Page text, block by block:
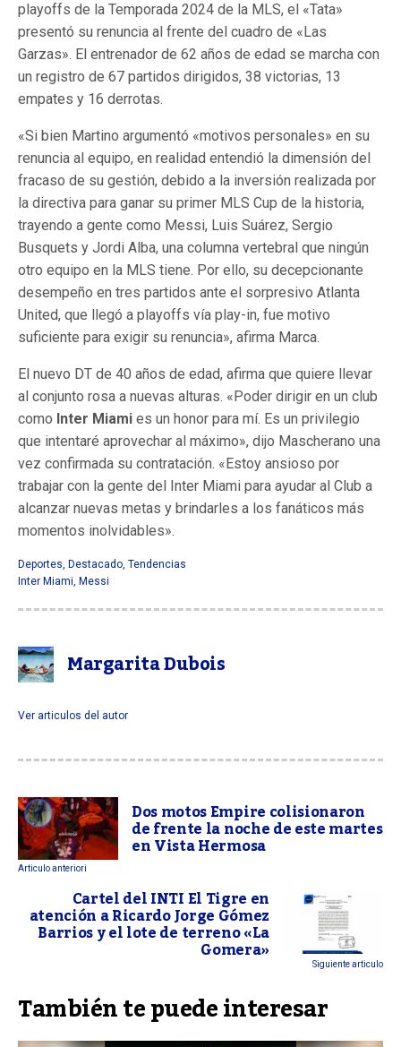
playoffs de la Temporada 2024 de la MLS, el «Tata»
presentó su renuncia al frente del cuadro de «Las
Garzas». El entrenador de 62 años de edad se marcha con
un registro de 67 partidos dirigidos, 38 victorias, 13
empates y 16 derrotas.
«Si bien Martino argumentó «motivos personales» en su
renuncia al equipo, en realidad entendió la dimensión del
fracaso de su gestión, debido a la inversión realizada por
la directiva para ganar su primer MLS Cup de la historia,
trayendo a gente como Messi, Luis Suárez, Sergio
Busquets y Jordi Alba, una columna vertebral que ningún
otro equipo en la MLS tiene. Por ello, su decepcionante
desempeño en tres partidos ante el sorpresivo Atlanta
United, que llegó a playoffs vía play-in, fue motivo
suficiente para exigir su renuncia», afirma Marca.
El nuevo DT de 40 años de edad, afirma que quiere llevar
al conjunto rosa a nuevas alturas. «Poder dirigir en un club
como Inter Miami es un honor para mí. Es un privilegio
que intentaré aprovechar al máximo», dijo Mascherano una
vez confirmada su contratación. «Estoy ansioso por
trabajar con la gente del Inter Miami para ayudar al Club a
alcanzar nuevas metas y brindarles a los fanáticos más
momentos inolvidables».
Deportes, Destacado, Tendencias
Inter Miami, Messi
Margarita Dubois
Ver articulos del autor
Dos motos Empire colisionaron
de frente la noche de este martes
en Vista Hermosa
Articulo anteriori
Cartel del INTI El Tigre en
atención a Ricardo Jorge Gómez
Barrios y el lote de terreno «La
Gomera» Siguiente articulo
También te puede interesar